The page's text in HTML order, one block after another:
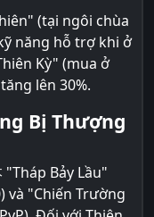
(tại ngôi chùa
năng hỗ trợ khi ở
Kỳ" (mua ở
lên 30%.
Bị Thượng
Bảy Lầu"
và "Chiến Trường